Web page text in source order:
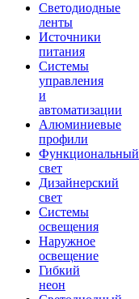
Светодиодные
ленты
Источники
питания
Системы
управления
и
автоматизации
Алюминиевые
профили
Функциональный
свет
Дизайнерский
свет
Системы
освещения
Наружное
освещение
Гибкий
неон